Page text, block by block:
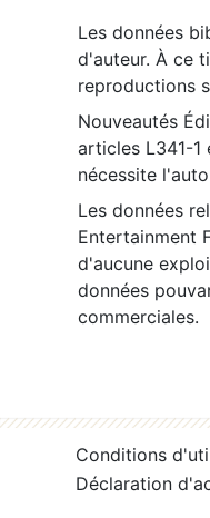
Les données
d'auteur. À ce
reproductions
Nouveautés
articles L341-1
nécessite
Les données
Entertainment
d'aucune
données
commerciales.
Conditions
Déclaration